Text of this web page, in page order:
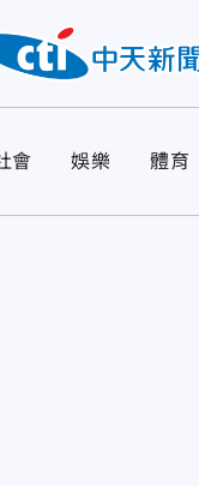
會 娛樂 體育